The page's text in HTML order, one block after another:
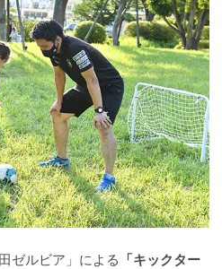
ゼルビア」による
「キックター